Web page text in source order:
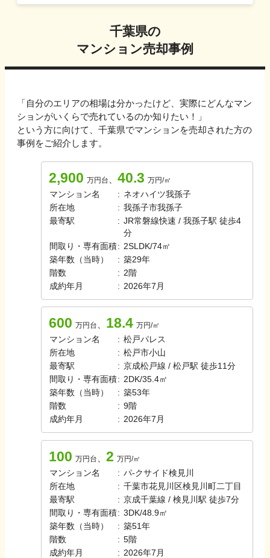
千葉県の
マンション売却事例
「自分のエリアの相場は分かったけど、実際にどんなマン
ションがいくらで売れているのか知りたい！」
という方に向けて、 千葉県でマンションを売却された方の
事例をご紹介します。
2,900 万円台 40.3 万円/㎡
マンション名 : ネオハイツ我孫子
所在地
: 我孫子市我孫子
最寄駅
: JR常磐線快速 / 我孫子駅 徒歩4
分
間取り・専有面積: 2SLDK/74㎡
築年数（当時）
: 築29年
階数
: 2 階
成約年月
: 2026年7月
600 万円台 18.4 万円/㎡
マンション名 : 松戸パレス
所在地
: 松戸市小山
最寄駅
: 京成松戸線 / 松戸駅 徒歩11分
間取り・専有面積: 2DK/35.4㎡
築年数（当時）
: 築53年
階数
: 9階
成約年月
: 2026年7月
100 万円台 2 万円/㎡
マンション名 : パ-クサイド検見川
所在地
: 千葉市花見川区検見川町二丁目
最寄駅
: 京成千葉線 / 検見川駅 徒歩7分
間取り・専有面積: 3DK/48.9㎡
築年数（当時）
: 築51 年
階数
: 5階
成約年月
: 2026年7月